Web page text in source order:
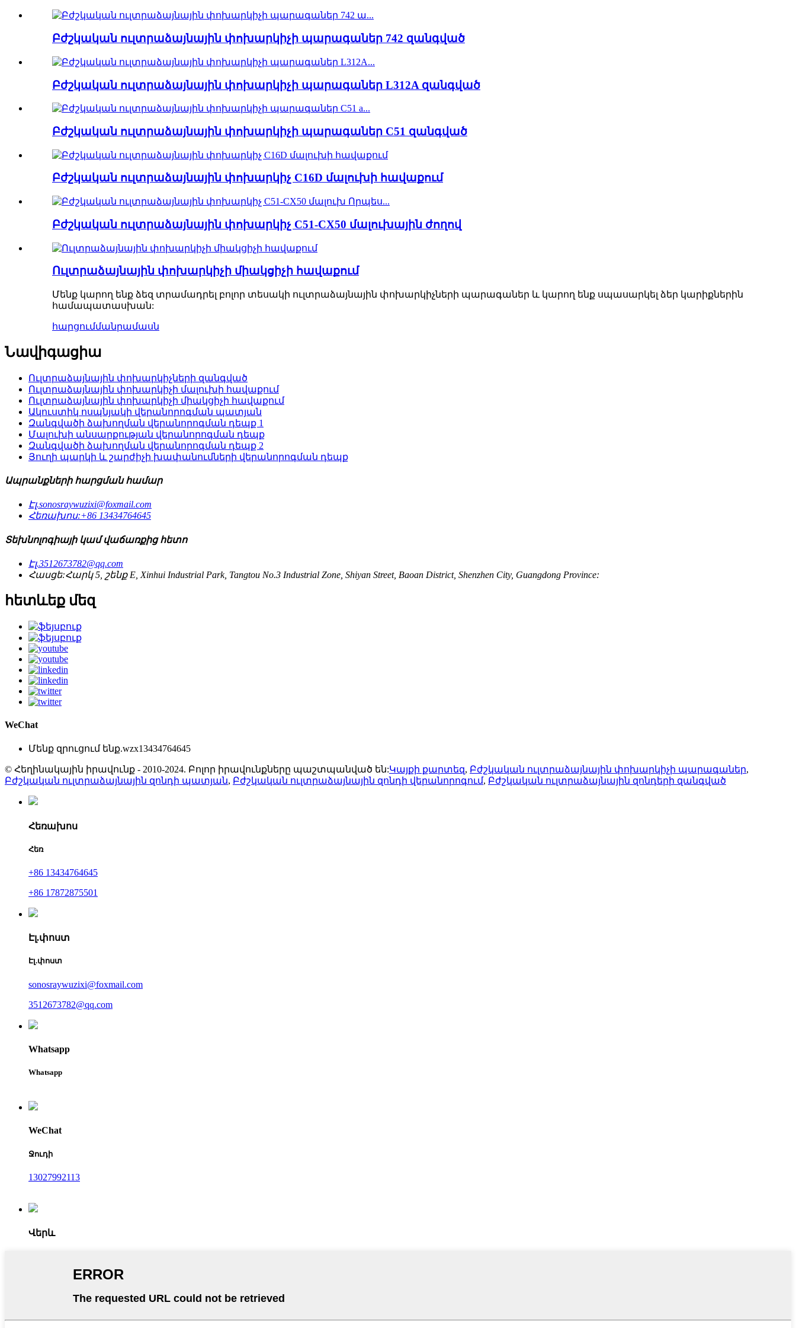
Բժշկական ուլտրաձայնային փոխարկիչի պարագաներ 742 զանգված
Բժշկական ուլտրաձայնային փոխարկիչի պարագաներ L312A զանգված
Բժշկական ուլտրաձայնային փոխարկիչի պարագաներ C51 զանգված
Բժշկական ուլտրաձայնային փոխարկիչ C16D մալուխի հավաքում
Բժշկական ուլտրաձայնային փոխարկիչ C51-CX50 մալուխային ժողով
Ուլտրաձայնային փոխարկիչի միակցիչի հավաքում
Մենք կարող ենք ձեզ տրամադրել բոլոր տեսակի ուլտրաձայնային փոխարկիչների պարագաներ և կարող ենք սպասարկել ձեր կարիքներին
համապատասխան:
հարցումմանրամասն
Նավիգացիա
Ուլտրաձայնային փոխարկիչների զանգված
Ուլտրաձայնային փոխարկիչի մալուխի հավաքում
Ուլտրաձայնային փոխարկիչի միակցիչի հավաքում
Ակուստիկ ոսպնյակի վերանորոգման պատյան
Զանգվածի ձախողման վերանորոգման դեպք 1
Մալուխի անսարքության վերանորոգման դեպք
Զանգվածի ձախողման վերանորոգման դեպք 2
Յուղի պարկի և շարժիչի խափանումների վերանորոգման դեպք
Ապրանքների հարցման համար
Էլ.sonosraywuzixi@foxmail.com
Հեռախոս:+86 13434764645
Տեխնոլոգիայի կամ վաճառքից հետո
Էլ.3512673782@qq.com
Հասցե:Հարկ 5, շենք E, Xinhui Industrial Park, Tangtou No.3 Industrial Zone, Shiyan Street, Baoan District, Shenzhen City, Guangdong Province:
հետևեք մեզ
WeChat
Մենք զրուցում ենք.wzx13434764645
© Հեղինակային իրավունք - 2010-2024. Բոլոր իրավունքները պաշտպանված են:Կայքի քարտեզ, Բժշկական ուլտրաձայնային փոխարկիչի պարագաներ,
Բժշկական ուլտրաձայնային զոնդի պատյան, Բժշկական ուլտրաձայնային զոնդի վերանորոգում, Բժշկական ուլտրաձայնային զոնդերի զանգված
Հեռախոս
Հեռ
+86 13434764645
+86 17872875501
Էլ.փոստ
Էլ.փոստ
sonosraywuzixi@foxmail.com
3512673782@qq.com
Whatsapp
Whatsapp
WeChat
Ջուդի
13027992113
Վերև